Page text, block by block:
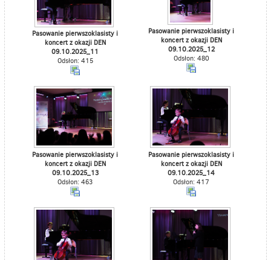
Pasowanie pierwszoklasisty i
koncert z okazji DEN
09.10.2025_11
Odsłon: 415
Pasowanie pierwszoklasisty i
koncert z okazji DEN
09.10.2025_12
Odsłon: 480
Pasowanie pierwszoklasisty i
koncert z okazji DEN
09.10.2025_13
Odsłon: 463
Pasowanie pierwszoklasisty i
koncert z okazji DEN
09.10.2025_14
Odsłon: 417